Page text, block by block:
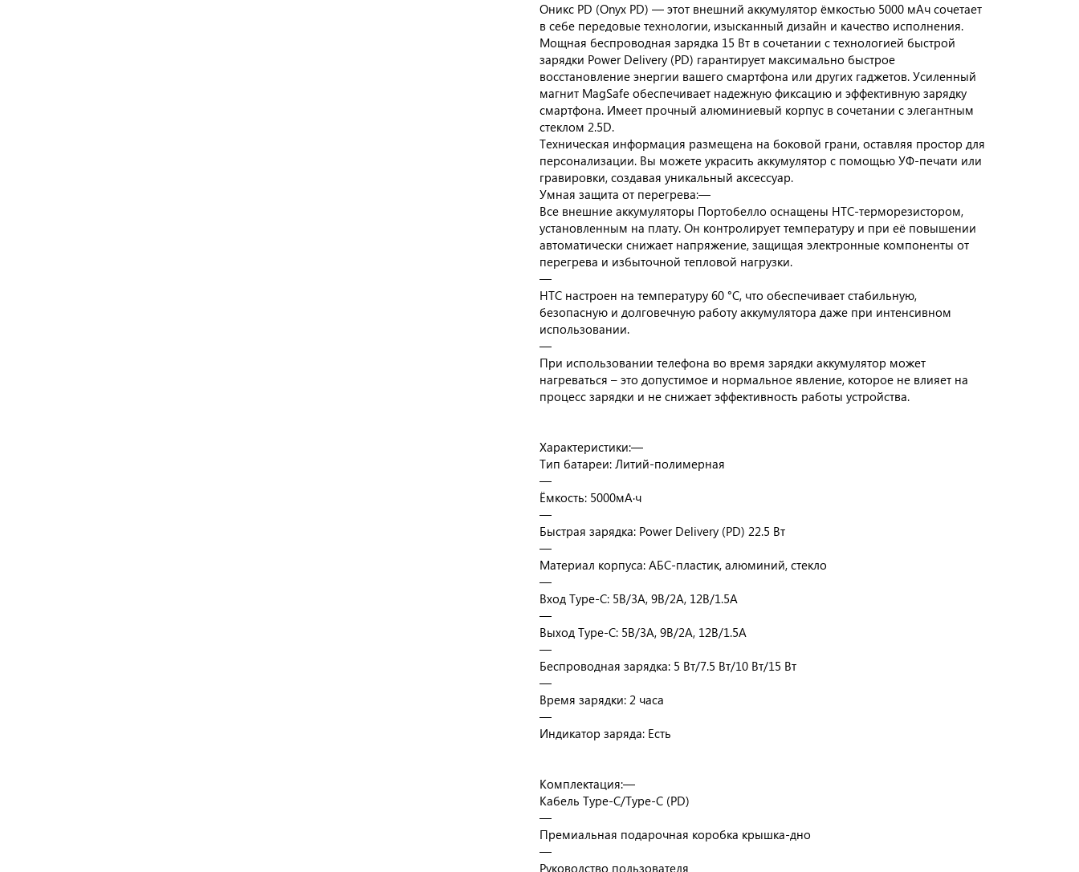
Оникс PD (Onyx PD) — этот внешний аккумулятор ёмкостью 5000 мАч сочетает
в себе передовые технологии, изысканный дизайн и качество исполнения.
Мощная беспроводная зарядка 15 Вт в сочетании с технологией быстрой
зарядки Power Delivery (PD) гарантирует максимально быстрое
восстановление энергии вашего смартфона или других гаджетов. Усиленный
магнит MagSafe обеспечивает надежную фиксацию и эффективную зарядку
смартфона. Имеет прочный алюминиевый корпус в сочетании с элегантным
стеклом 2.5D.
Техническая информация размещена на боковой грани, оставляя простор для
персонализации. Вы можете украсить аккумулятор с помощью УФ-печати или
гравировки, создавая уникальный аксессуар.
Умная защита от перегрева:—
Все внешние аккумуляторы Портобелло оснащены НТС-терморезистором,
установленным на плату. Он контролирует температуру и при её повышении
автоматически снижает напряжение, защищая электронные компоненты от
перегрева и избыточной тепловой нагрузки.
—
НТС настроен на температуру 60 °C, что обеспечивает стабильную,
безопасную и долговечную работу аккумулятора даже при интенсивном
использовании.
—
При использовании телефона во время зарядки аккумулятор может
нагреваться – это допустимое и нормальное явление, которое не влияет на
процесс зарядки и не снижает эффективность работы устройства.
Характеристики:—
Тип батареи: Литий-полимерная
—
Ёмкость: 5000мА·ч
—
Быстрая зарядка: Power Delivery (PD) 22.5 Вт
—
Материал корпуса: АБС-пластик, алюминий, стекло
—
Вход Type-C: 5В/3А, 9В/2А, 12В/1.5А
—
Выход Type-C: 5В/3А, 9В/2А, 12В/1.5А
—
Беспроводная зарядка: 5 Вт/7.5 Вт/10 Вт/15 Вт
—
Время зарядки: 2 часа
—
Индикатор заряда: Есть
Комплектация:—
Кабель Type-C/Type-C (PD)
—
Премиальная подарочная коробка крышка-дно
—
Руководство пользователя